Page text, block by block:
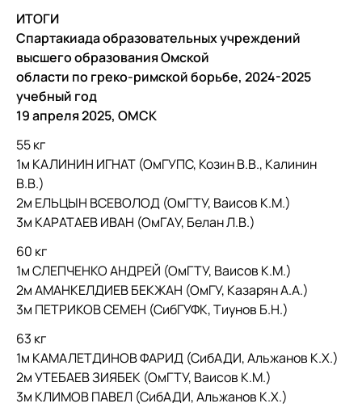
ИТОГИ
Спартакиада образовательных учреждений
высшего образования Омской
области по греко-римской борьбе, 2024-2025
учебный год
19 апреля 2025, ОМСК
55 кг
1м КАЛИНИН ИГНАТ (ОмГУПС, Козин В.В., Калинин
В.В.)
2м ЕЛЬЦЫН ВСЕВОЛОД (ОмГТУ, Ваисов К.М.)
3м КАРАТАЕВ ИВАН (ОмГАУ, Белан Л.В.)
60 кг
1м СЛЕПЧЕНКО АНДРЕЙ (ОмГТУ, Ваисов К.М.)
2м АМАНКЕЛДИЕВ БЕКЖАН (ОмГУ, Казарян А.А.)
3м ПЕТРИКОВ СЕМЕН (СибГУФК, Тиунов Б.Н.)
63 кг
1м КАМАЛЕТДИНОВ ФАРИД (СибАДИ, Альжанов К.Х.)
2м УТЕБАЕВ ЗИЯБЕК (ОмГТУ, Ваисов К.М.)
3м КЛИМОВ ПАВЕЛ (СибАДИ, Альжанов К.Х.)